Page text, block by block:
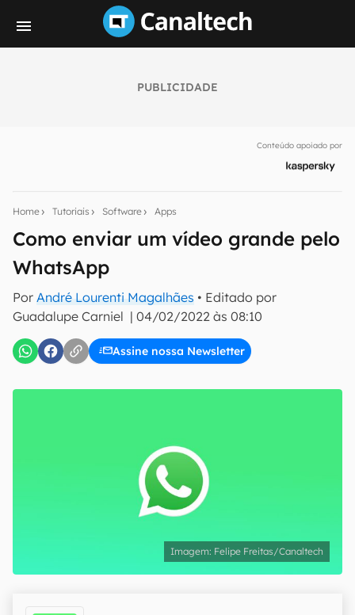
PUBLICIDADE
Conteúdo apoiado por
Home Tutoriais Software Apps
Como enviar um vídeo grande pelo
WhatsApp
Por André Lourenti Magalhães • Editado por
Guadalupe Carniel | 04/02/2022 às 08:10
Assine nossa Newsletter
notícias e reviews sobre tecnologia em primeira
Confirmo que li, aceito e concordo com os Termos de
Felipe Freitas/Canaltech